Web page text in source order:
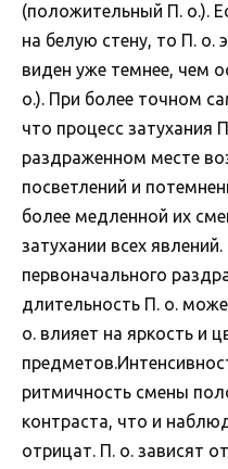
(положительный П. о.).
на белую стену, то П. о.
виден уже темнее, чем
о.). При более точном
что процесс затухания
раздраженном месте
посветлений и
более медленной их
затухании всех
первоначального
длительность П. о.
о. влияет на яркость и
ритмичность смены
контраста, что и
отрицат. П. о. зависят